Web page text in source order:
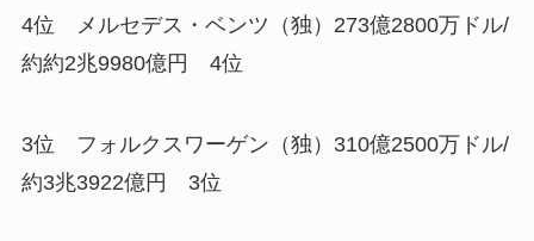
4位 メルセデス・ベンツ（独）273億2800万ドル/
約約2兆9980億円 4位
3位 フォルクスワーゲン（独）310億2500万ドル/
約3兆3922億円 3位